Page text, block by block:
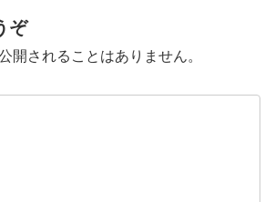
ぞ
開されることはありません。